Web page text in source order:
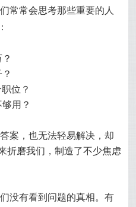
常常会思考那些重要的人
位？
用？
案，也无法轻易解决，却
折磨我们，制造了不少焦虑
没有看到问题的真相。有